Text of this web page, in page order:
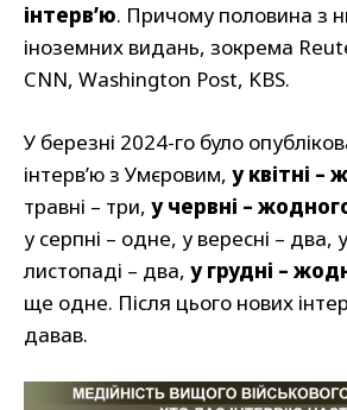
інтерв’ю. Причому половина з
іноземних видань, зокрема
CNN, Washington Post, KBS.
У березні 2024-го було
інтерв’ю з Умєровим, у квітні –
травні – три, у червні –
у серпні – одне, у вересні – два,
листопаді – два, у грудні –
ще одне. Після цього нових
давав.